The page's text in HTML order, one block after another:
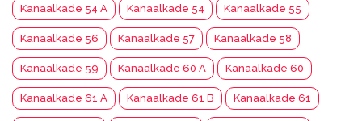
Kanaalkade 54 A Kanaalkade 54 Kanaalkade 55
Kanaalkade 56 Kanaalkade 57 Kanaalkade 58
Kanaalkade 59 Kanaalkade 60 A Kanaalkade 60
Kanaalkade 61 A Kanaalkade 61 B Kanaalkade 61